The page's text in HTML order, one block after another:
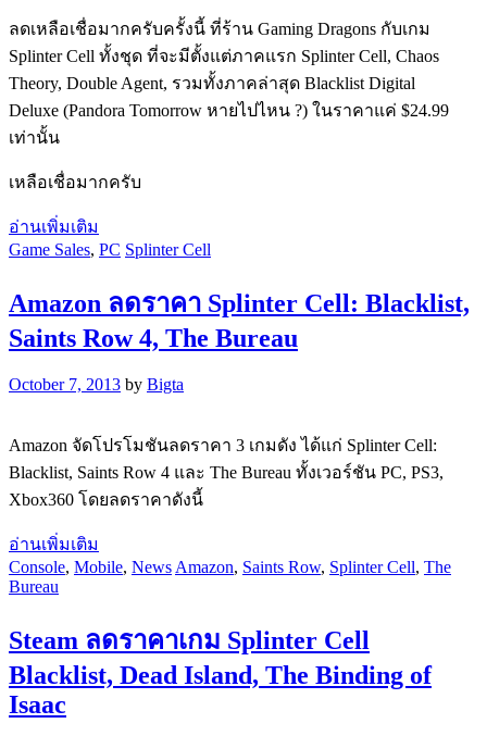
ลดเหลือเชื่อมากครับครั้งนี้ ที่ร้าน Gaming Dragons กับเกม
Splinter Cell ทั้งชุด ที่จะมีตั้งแต่ภาคแรก Splinter Cell, Chaos
Theory, Double Agent, รวมทั้งภาคล่าสุด Blacklist Digital
Deluxe (Pandora Tomorrow หายไปไหน ?) ในราคาแค่ $24.99
เท่านั้น
เหลือเชื่อมากครับ
อ่านเพิ่มเติม
Game Sales, PC Splinter Cell
Amazon ลดราคา Splinter Cell: Blacklist,
Saints Row 4, The Bureau
October 7, 2013 by Bigta
Amazon จัดโปรโมชันลดราคา 3 เกมดัง ได้แก่ Splinter Cell:
Blacklist, Saints Row 4 และ The Bureau ทั้งเวอร์ชัน PC, PS3,
Xbox360 โดยลดราคาดังนี้
อ่านเพิ่มเติม
Console, Mobile, News Amazon, Saints Row, Splinter Cell, The
Bureau
Steam ลดราคาเกม Splinter Cell
Blacklist, Dead Island, The Binding of
Isaac